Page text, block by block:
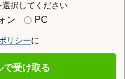
択してください
ン PC
リシーに
で受け取る
駅